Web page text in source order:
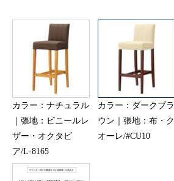
カラー：ナチュラル
｜張地：ビニールレ
ザー・オクタビ
ア/L-8165
カラー：ダークブラ
ウン｜張地：布・ク
オーレ/#CU10